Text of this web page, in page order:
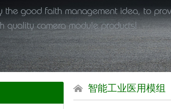
智能工业医用模组